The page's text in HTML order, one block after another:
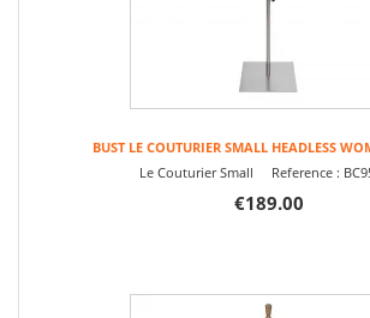
BUST LE COUTURIER SMALL HEADLESS
Le Couturier Small Reference :
€189.00